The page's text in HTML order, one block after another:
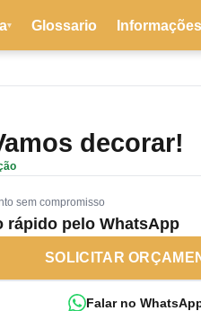
▾ Glossario
decorar!
sem compromisso
rápido pelo WhatsApp
SOLICITAR
Falar no